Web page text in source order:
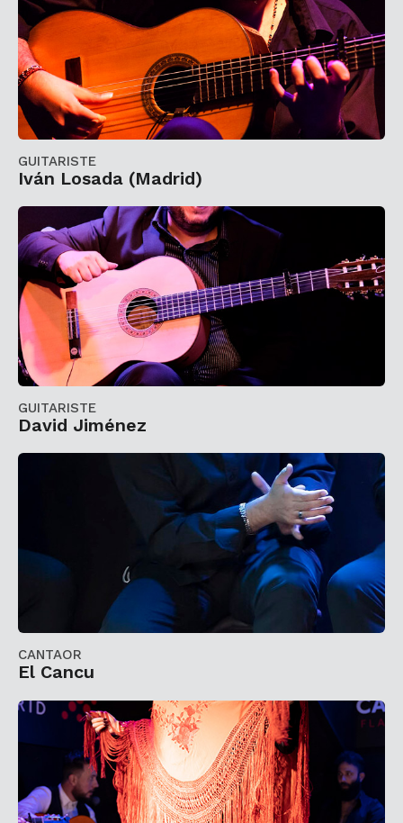
GUITARISTE
Iván Losada (Madrid)
GUITARISTE
David Jiménez
CANTAOR
El Cancu